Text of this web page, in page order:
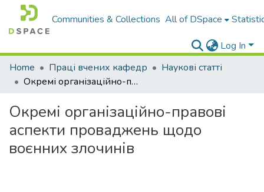
Communities & Collections All of DSpace
Log In
Home
Праці вчених кафедр
Наукові статті
Окремі організаційно-правові аспекти проваджень щодо воєнних злочинів
Окремі організаційно-правові
аспекти проваджень щодо
воєнних злочинів